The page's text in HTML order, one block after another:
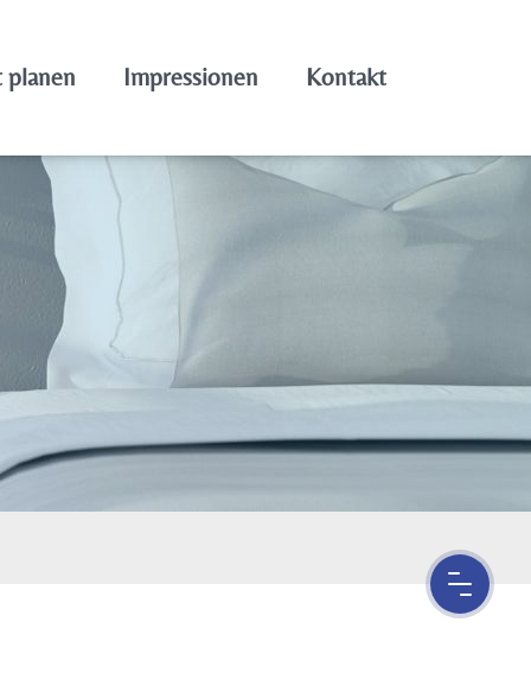
planen Impressionen Kontakt